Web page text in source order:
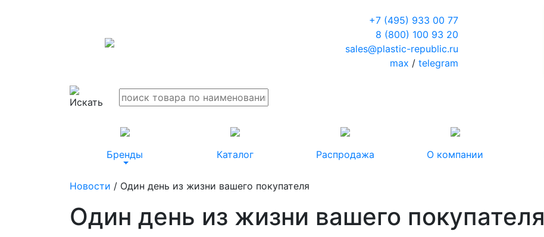
+7 (495) 933 00 77
8 (800) 100 93 20
sales@plastic-republic.ru
max / telegram
Бренды Каталог Распродажа О компании
Новости / Один день из жизни вашего покупателя
Один день из жизни вашего покупателя